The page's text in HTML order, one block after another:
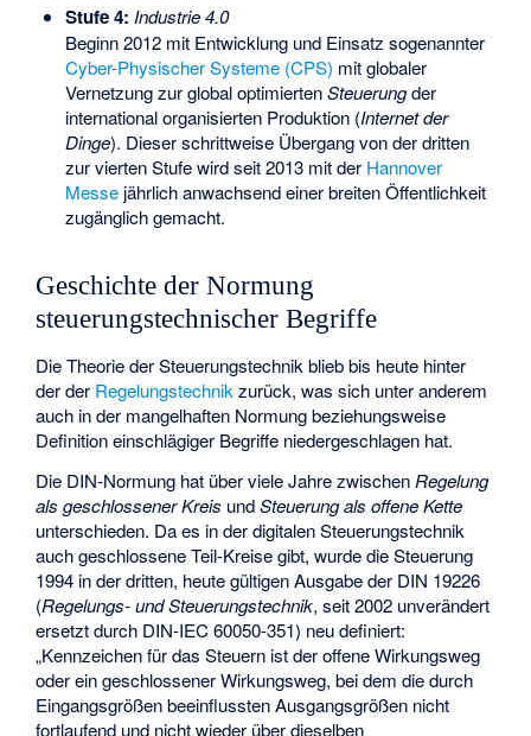
Stufe 4: Industrie 4.0
Beginn 2012 mit Entwicklung und Einsatz sogenannter
Cyber-Physischer Systeme (CPS) mit globaler
Vernetzung zur global optimiertenSteuerungder
international organisierten Produktion (Internet der
Dinge). Dieser schrittweise Übergang von der dritten
zur vierten Stufe wird seit 2013 mit der Hannover
Messejährlich anwachsend einer breiten Öffentlichkeit
zugänglich gemacht.
Geschichte der Normung
steuerungstechnischer Begriffe
Die Theorie der Steuerungstechnik blieb bis heute hinter
der der Regelungstechnik zurück, was sich unter anderem
auch in der mangelhaften Normung beziehungsweise
Definition einschlägiger Begriffe niedergeschlagen hat.
Die DIN-Normung hat über viele Jahre zwischenRegelung
als geschlossener Kreis undSteuerung als offene Kette
unterschieden. Da es in der digitalen Steuerungstechnik
auch geschlossene Teil-Kreise gibt, wurde die Steuerung
1994 in der dritten, heute gültigen Ausgabe der DIN 19226
(Regelungs- und Steuerungstechnik, seit 2002 unverändert
ersetzt durch DIN-IEC 60050-351) neu definiert:
„Kennzeichen für das Steuern ist der offene Wirkungsweg
oder ein geschlossener Wirkungsweg, bei dem die durch
Eingangsgrößen beeinflussten Ausgangsgrößen nicht
fortlaufend und nicht wieder über dieselben